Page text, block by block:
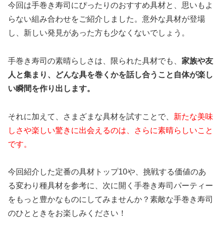
今回は手巻き寿司にぴったりのおすすめ具材と、思いもよ
らない組み合わせをご紹介しました。意外な具材が登場
し、新しい発見があった方も少なくないでしょう。
手巻き寿司の素晴らしさは、限られた具材でも、 家族や友
人と集まり、どんな具を巻くかを話し合うこと自体が楽し
い瞬間を作り出します。
それに加えて、さまざまな具材を試すことで、 新たな美味
しさや楽しい驚きに出会えるのは、さらに素晴らしいこと
です。
今回紹介した定番の具材トップ10や、挑戦する価値のあ
る変わり種具材を参考に、次に開く手巻き寿司パーティー
をもっと豊かなものにしてみませんか？素敵な手巻き寿司
のひとときをお楽しみください！